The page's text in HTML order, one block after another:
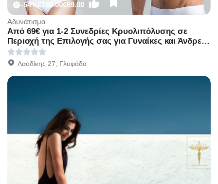
-54%€150.00€69.00
Αδυνάτισμα
Από 69€ για 1-2 Συνεδρίες Κρυολιπόλυσης σε
Περιοχή της Επιλογής σας για Γυναίκες και Άνδρες,
στον πολυχώρο του Divette Aesthetic Medical
Centre στην Γλυφάδα.
Λαοδίκης 27, Γλυφάδα